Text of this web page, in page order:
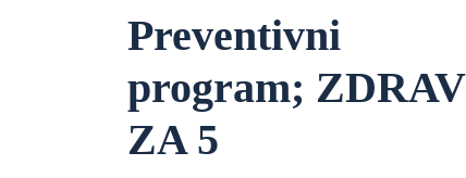
Preventivni
program; ZDRAV
ZA 5